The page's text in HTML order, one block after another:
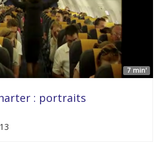
7 min'
: portraits